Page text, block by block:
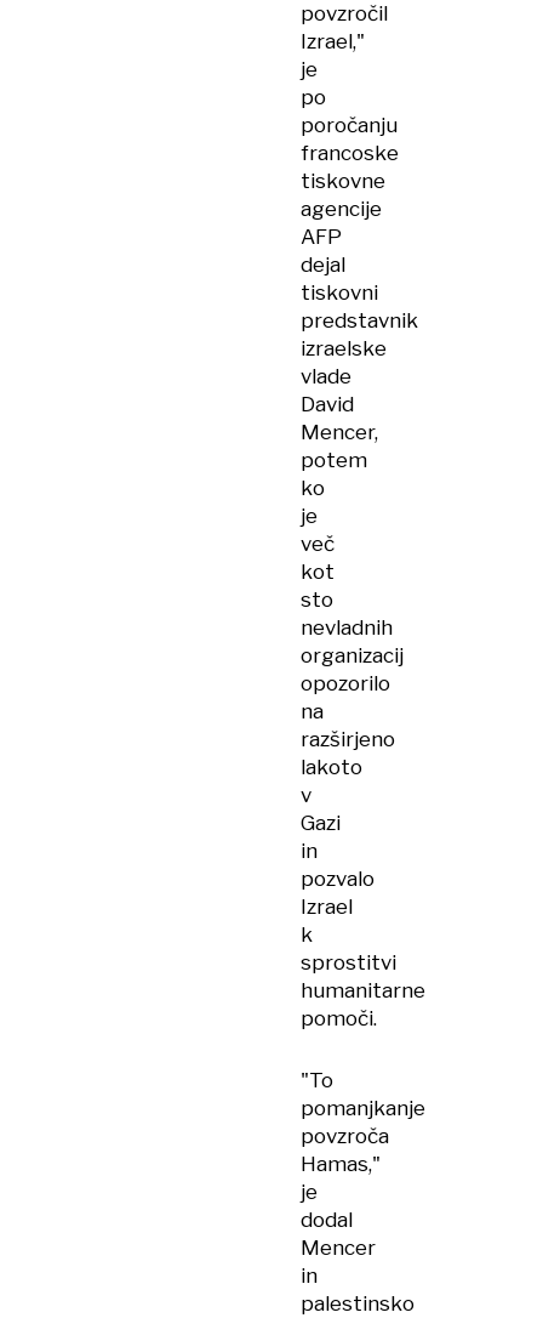
povzročil
Izrael,"
je
po
poročanju
francoske
tiskovne
agencije
AFP
dejal
tiskovni
predstavnik
izraelske
vlade
David
Mencer,
potem
ko
je
več
kot
sto
nevladnih
organizacij
opozorilo
na
razširjeno
lakoto
v
Gazi
in
pozvalo
Izrael
k
sprostitvi
humanitarne
pomoči.
"To
pomanjkanje
povzroča
Hamas,"
je
dodal
Mencer
in
palestinsko